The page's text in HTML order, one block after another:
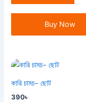
Buy Now
কারি চামচ- ছোট
390৳